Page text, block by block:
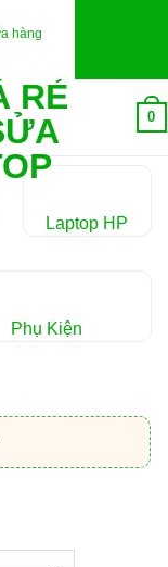
0
Laptop HP
Phụ Kiện